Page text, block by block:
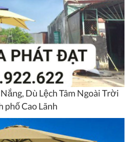
Dù Lệch Tâm Ngoài Trời
phố Cao Lãnh